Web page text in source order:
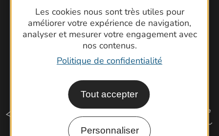
Les cookies nous sont très utiles pour
améliorer votre expérience de navigation,
analyser et mesurer votre engagement avec
nos contenus.
Politique de confidentialité
Tout accepter
Personnaliser